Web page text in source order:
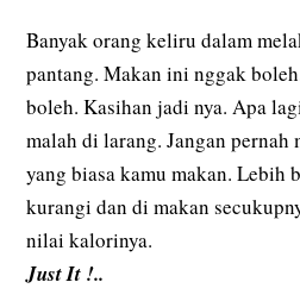
Banyak orang keliru dalam
pantang. Makan ini nggak
boleh. Kasihan jadi nya. Apa
malah di larang. Jangan pernah
yang biasa kamu makan. Lebih
kurangi dan di makan
nilai kalorinya.
Just It !..